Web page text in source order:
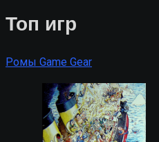
Топ игр
Ромы Game Gear